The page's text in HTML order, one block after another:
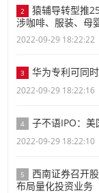
2
猿辅导转型推
涉咖啡、服装、母
2022-09-29 18:22:22
3 华为专利可同
2022-09-29 18:22:16
4 子不语IPO：
2022-09-29 18:22:10
5
西南证券召开
布局量化投资业务